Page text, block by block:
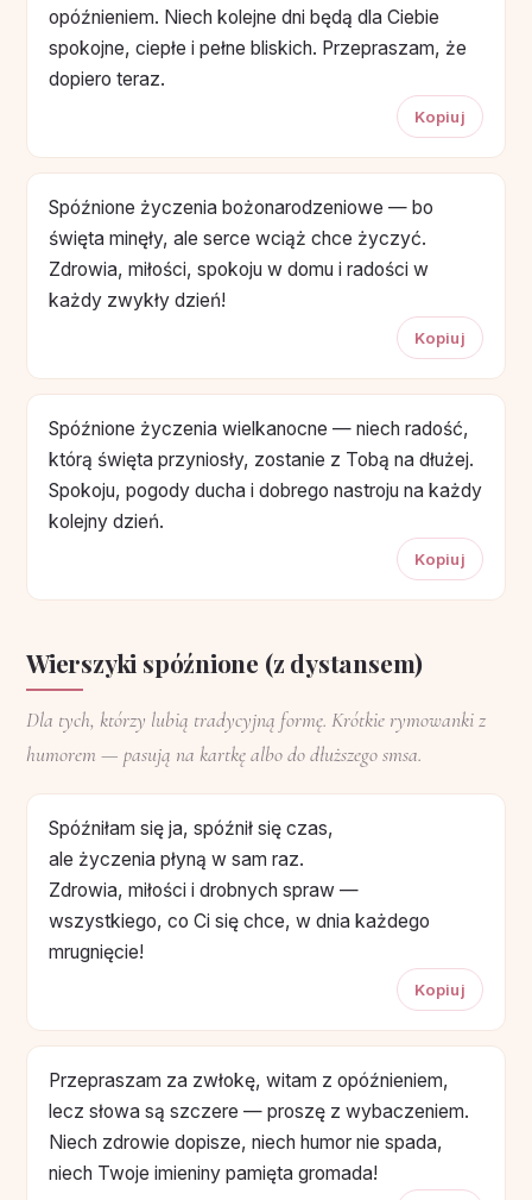
opóźnieniem. Niech kolejne dni będą dla Ciebie
spokojne, ciepłe i pełne bliskich. Przepraszam, że
dopiero teraz.
Kopiuj
Spóźnione życzenia bożonarodzeniowe — bo
święta minęły, ale serce wciąż chce życzyć.
Zdrowia, miłości, spokoju w domu i radości w
każdy zwykły dzień!
Kopiuj
Spóźnione życzenia wielkanocne — niech radość,
którą święta przyniosły, zostanie z Tobą na dłużej.
Spokoju, pogody ducha i dobrego nastroju na każdy
kolejny dzień.
Kopiuj
Wierszyki spóźnione (z dystansem)
Dla tych, którzy lubią tradycyjną formę. Krótkie rymowanki z
humorem — pasują na kartkę albo do dłuższego smsa.
Spóźniłam się ja, spóźnił się czas,
ale życzenia płyną w sam raz.
Zdrowia, miłości i drobnych spraw —
wszystkiego, co Ci się chce, w dnia każdego
mrugnięcie!
Kopiuj
Przepraszam za zwłokę, witam z opóźnieniem,
lecz słowa są szczere — proszę z wybaczeniem.
Niech zdrowie dopisze, niech humor nie spada,
niech Twoje imieniny pamięta gromada!